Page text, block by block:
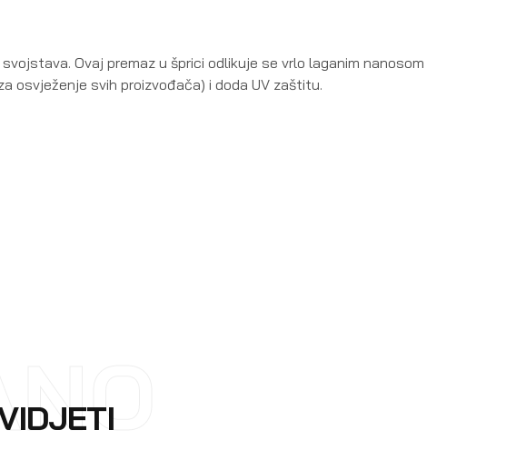
Ovaj premaz u šprici odlikuje se vrlo laganim nanosom
osvježenje svih proizvođača) i doda UV zaštitu.